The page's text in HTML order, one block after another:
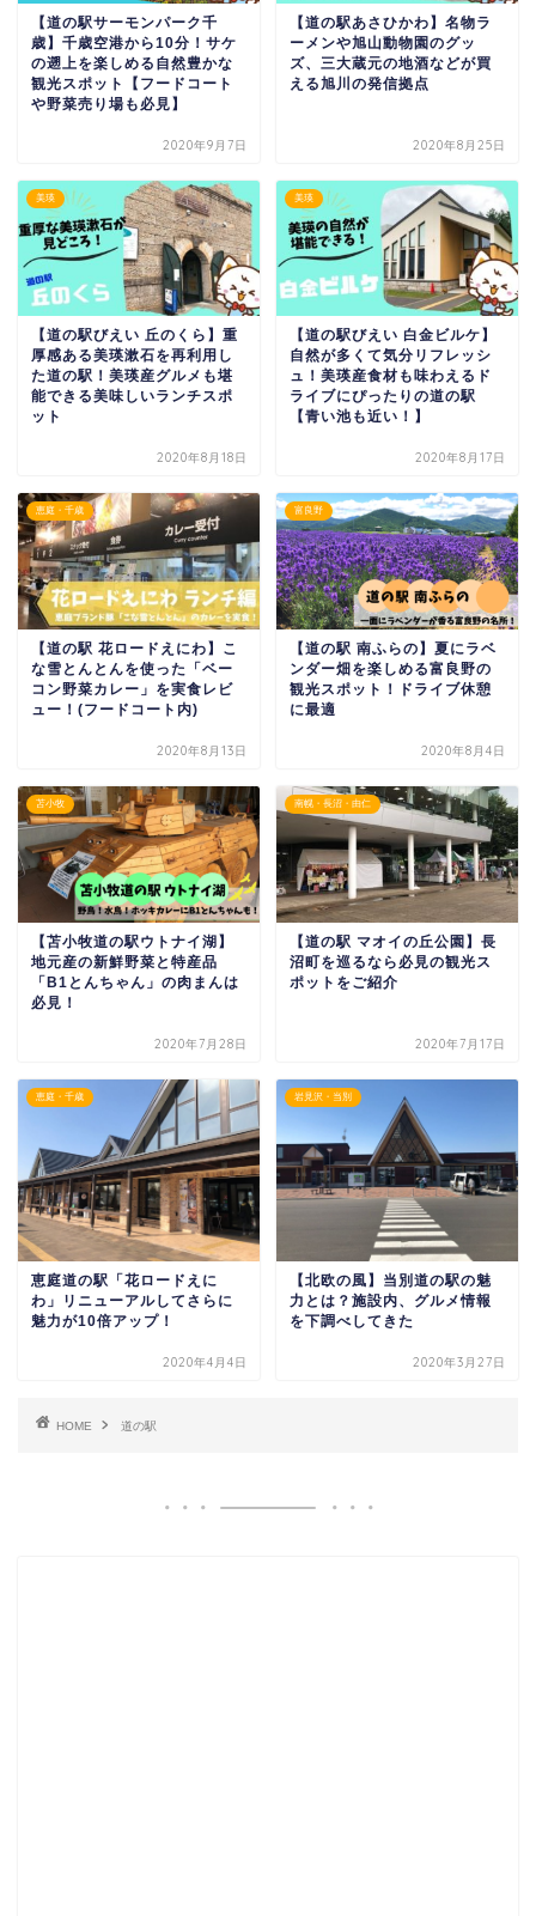
【道の駅サーモンパーク千
歳】千歳空港から10分！サケ
の遡上を楽しめる自然豊かな
観光スポット【フードコート
や野菜売り場も必見】
2020年9月7日
【道の駅あさひかわ】名物ラ
ーメンや旭山動物園のグッ
ズ、三大蔵元の地酒などが買
える旭川の発信拠点
2020年8月25日
美瑛
【道の駅びえい 丘のくら】重
厚感ある美瑛漱石を再利用し
た道の駅！美瑛産グルメも堪
能できる美味しいランチスポ
ット
2020年8月18日
美瑛
【道の駅びえい 白金ビルケ】
自然が多くて気分リフレッシ
ュ！美瑛産食材も味わえるド
ライブにぴったりの道の駅
【青い池も近い！】
2020年8月17日
恵庭・千歳
【道の駅 花ロードえにわ】こ
な雪とんとんを使った「ベー
コン野菜カレー」を実食レビ
ュー！(フードコート内)
2020年8月13日
富良野
【道の駅 南ふらの】夏にラベ
ンダー畑を楽しめる富良野の
観光スポット！ドライブ休憩
に最適
2020年8月4日
苫小牧
【苫小牧道の駅ウトナイ湖】
地元産の新鮮野菜と特産品
「B1とんちゃん」の肉まんは
必見！
2020年7月28日
南幌・長沼・由仁
【道の駅 マオイの丘公園】長
沼町を巡るなら必見の観光ス
ポットをご紹介
2020年7月17日
恵庭・千歳
恵庭道の駅「花ロードえに
わ」リニューアルしてさらに
魅力が10倍アップ！
2020年4月4日
岩見沢・当別
【北欧の風】当別道の駅の魅
力とは？施設内、グルメ情報
を下調べしてきた
2020年3月27日
HOME 道の駅